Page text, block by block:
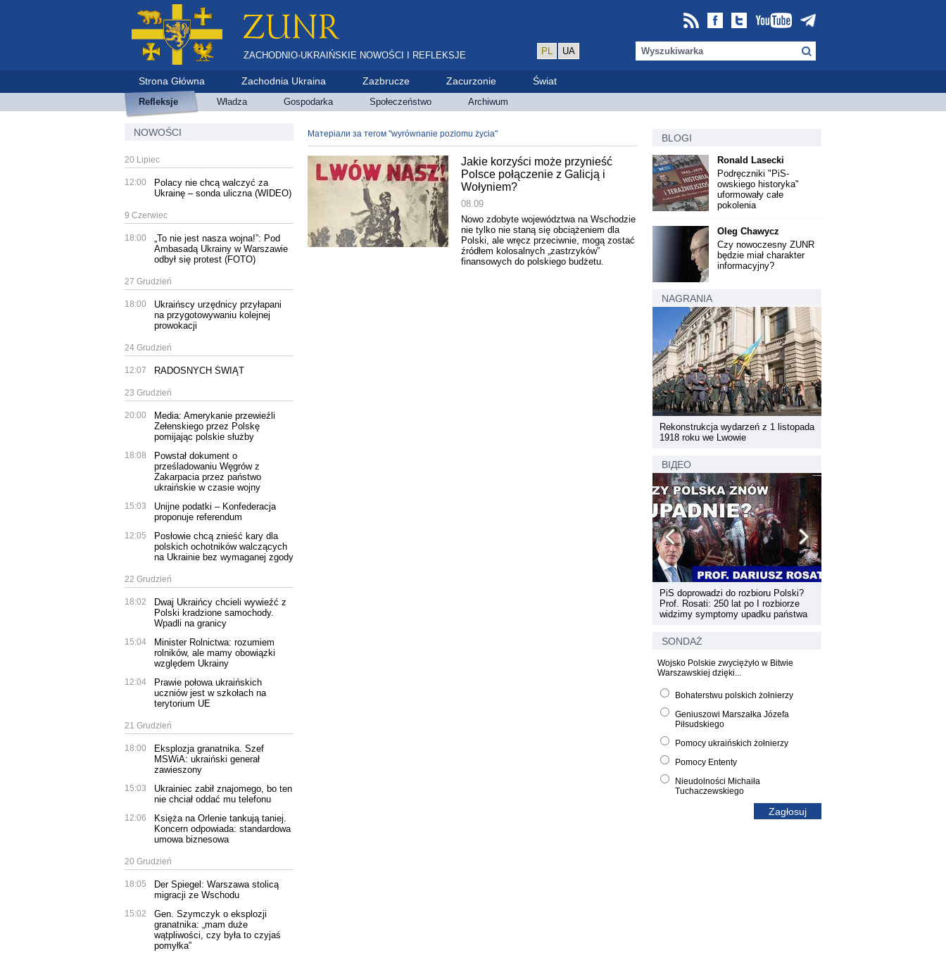
ZACHODNIO-UKRAIŃSKIE NOWOŚCI I REFLEKSJE PL UA
Strona Główna Zachodnia Ukraina Zazbrucze Zacurzonie Świat
Refleksje Władza Gospodarka Społeczeństwo Archiwum
NOWOŚCI
20 Lipiec
12:00
Polacy nie chcą walczyć za
Ukrainę – sonda uliczna (WIDEO)
9 Czerwiec
18:00
„To nie jest nasza wojna!”: Pod
Ambasadą Ukrainy w Warszawie
odbył się protest (FOTO)
27 Grudzień
18:00
Ukraińscy urzędnicy przyłapani
na przygotowywaniu kolejnej
prowokacji
24 Grudzień
12:07 RADOSNYCH ŚWIĄT
23 Grudzień
20:00
Media: Amerykanie przewieźli
Zełenskiego przez Polskę
pomijając polskie służby
18:08
Powstał dokument o
prześladowaniu Węgrów z
Zakarpacia przez państwo
ukraińskie w czasie wojny
15:03
Unijne podatki – Konfederacja
proponuje referendum
12:05
Posłowie chcą znieść kary dla
polskich ochotników walczących
na Ukrainie bez wymaganej zgody
22 Grudzień
18:02
Dwaj Ukraińcy chcieli wywieźć z
Polski kradzione samochody.
Wpadli na granicy
15:04
Minister Rolnictwa: rozumiem
rolników, ale mamy obowiązki
względem Ukrainy
12:04
Prawie połowa ukraińskich
uczniów jest w szkołach na
terytorium UE
21 Grudzień
18:00
Eksplozja granatnika. Szef
MSWiA: ukraiński generał
zawieszony
15:03
Ukrainiec zabił znajomego, bo ten
nie chciał oddać mu telefonu
12:06
Księża na Orlenie tankują taniej.
Koncern odpowiada: standardowa
umowa biznesowa
20 Grudzień
18:05
Der Spiegel: Warszawa stolicą
migracji ze Wschodu
15:02
Gen. Szymczyk o eksplozji
granatnika: „mam duże
wątpliwości, czy była to czyjaś
pomyłka”
Матеріали за тегом "wyrównanie poziomu życia"
Jakie korzyści może przynieść
Polsce połączenie z Galicją i
Wołyniem?
08.09
Nowo zdobyte województwa na Wschodzie
nie tylko nie staną się obciążeniem dla
Polski, ale wręcz przeciwnie, mogą zostać
źródłem kolosalnych „zastrzyków”
finansowych do polskiego budżetu.
BLOGI
Ronald Lasecki
Podręczniki "PiS-
owskiego historyka"
uformowały całe
pokolenia
Oleg Chawycz
Czy nowoczesny ZUNR
będzie miał charakter
informacyjny?
NAGRANIA
Rekonstrukcja wydarzeń z 1 listopada
1918 roku we Lwowie
ВІДЕО
PiS doprowadzi do rozbioru Polski?
Prof. Rosati: 250 lat po I rozbiorze
widzimy symptomy upadku państwa
SONDAŻ
Wojsko Polskie zwyciężyło w Bitwie
Warszawskiej dzięki...
Bohaterstwu polskich żołnierzy
Geniuszowi Marszałka Józefa
Piłsudskiego
Pomocy ukraińskich żołnierzy
Pomocy Ententy
Nieudolności Michaiła
Tuchaczewskiego